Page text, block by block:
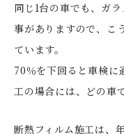
同じ1台の車でも、ガ
事がありますので、こ
ています。
70％を下回ると車検に
工の場合には、どの車
断熱フィルム施工は、